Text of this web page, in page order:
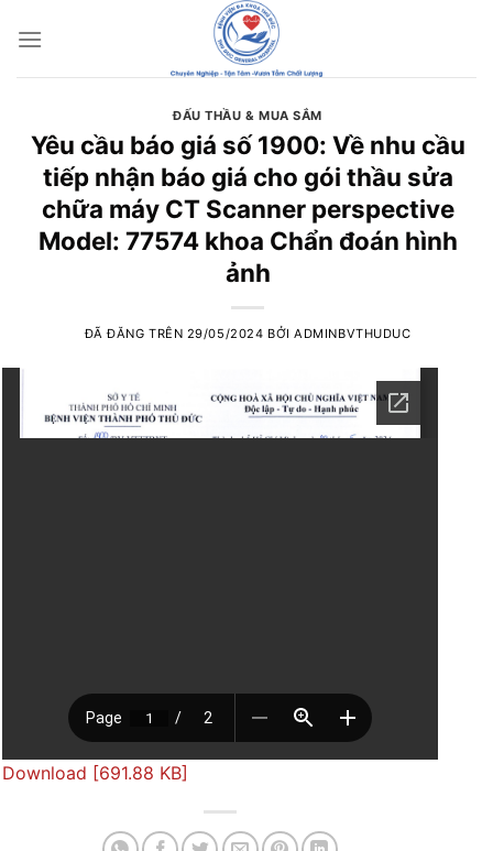
đến
ĐẤU THẦU & MUA SẮM
Yêu cầu báo giá số 1900: Về nhu cầu
tiếp nhận báo giá cho gói thầu sửa
chữa máy CT Scanner perspective
Model: 77574 khoa Chẩn đoán hình
ảnh
ĐÃ ĐĂNG TRÊN 29/05/2024 BỞIADMINBVTHUDUC
Download [691.88 KB]